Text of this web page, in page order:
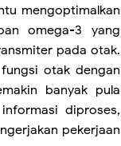
mengoptimalkan
omega-3 yang
pada otak.
otak dengan
banyak pula
diproses,
pekerjaan